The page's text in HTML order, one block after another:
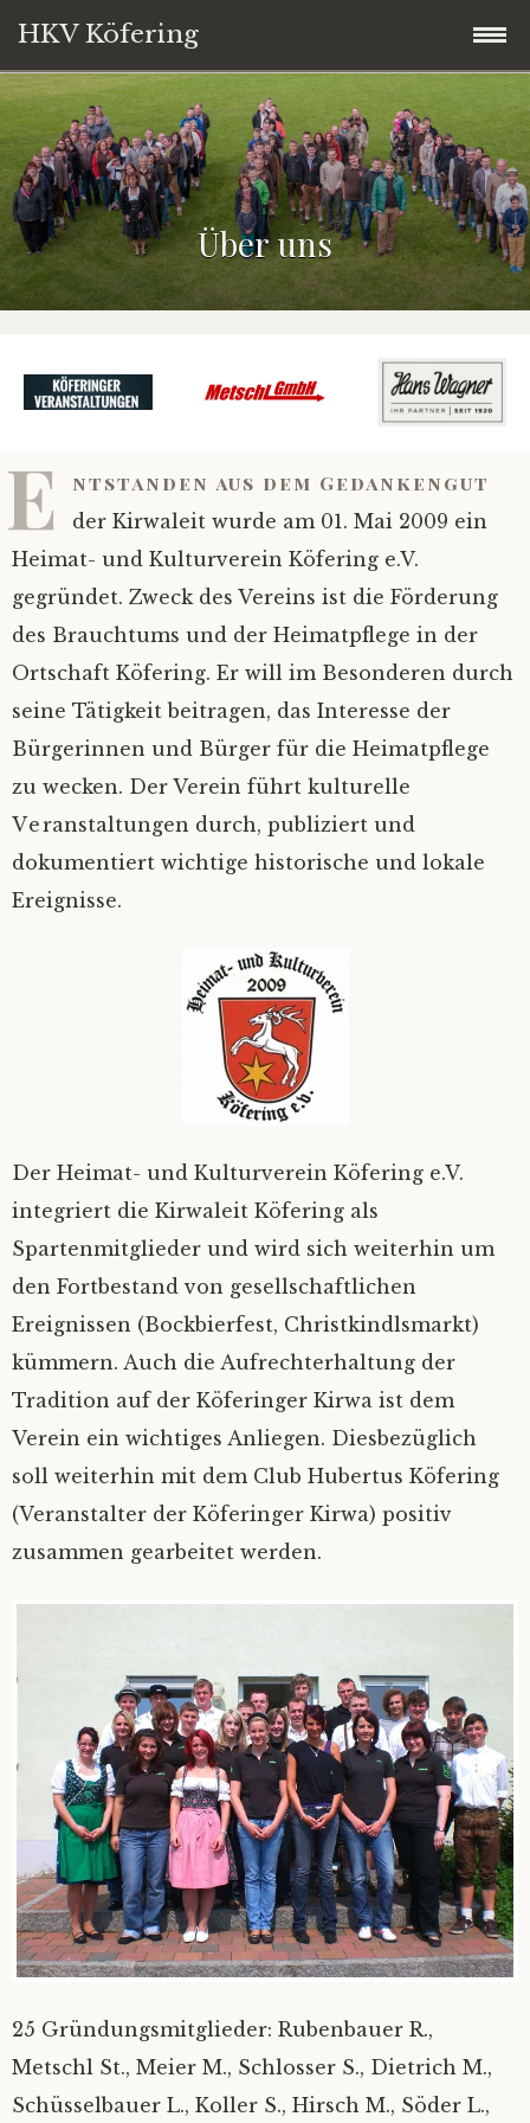
HKV Köfering
Zum
Inhalt
springen
Startseite
Termine
Brotbackofen
Kirwaleit
Über uns
Service
Impressum
Mietinventar
Kontakt
Mitgliedsantrag
Mitgliederverwaltung
Bilder
2026
2025
Über uns
E ntstanden aus dem Gedankengut
der Kirwaleit wurde am 01. Mai 2009 ein
Heimat- und Kulturverein Köfering e.V.
gegründet. Zweck des Vereins ist die Förderung
des Brauchtums und der Heimatpflege in der
Ortschaft Köfering. Er will im Besonderen durch
seine Tätigkeit beitragen, das Interesse der
Bürgerinnen und Bürger für die Heimatpflege
zu wecken. Der Verein führt kulturelle
Veranstaltungen durch, publiziert und
dokumentiert wichtige historische und lokale
Ereignisse.
Der Heimat- und Kulturverein Köfering e.V.
integriert die Kirwaleit Köfering als
Spartenmitglieder und wird sich weiterhin um
den Fortbestand von gesellschaftlichen
Ereignissen (Bockbierfest, Christkindlsmarkt)
kümmern. Auch die Aufrechterhaltung der
Tradition auf der Köferinger Kirwa ist dem
Verein ein wichtiges Anliegen. Diesbezüglich
soll weiterhin mit dem Club Hubertus Köfering
(Veranstalter der Köferinger Kirwa) positiv
zusammen gearbeitet werden.
25 Gründungsmitglieder: Rubenbauer R.,
Metschl St., Meier M., Schlosser S., Dietrich M.,
Schüsselbauer L., Koller S., Hirsch M., Söder L.,